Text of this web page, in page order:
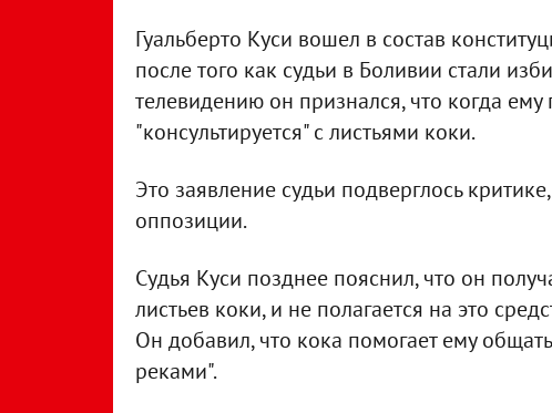
Гуальберто Куси вошел в состав
после того как судьи в Боливии стали
телевидению он признался, что когда
"консультируется" с листьями коки.
Это заявление судьи подверглось
оппозиции.
Судья Куси позднее пояснил, что он
листьев коки, и не полагается на это
Он добавил, что кока помогает ему
реками".